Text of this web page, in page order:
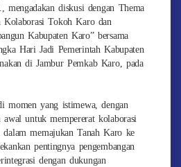
diskusi dengan Thema
Kolaborasi Tokoh Karo dan
Kabupaten Karo” bersama
Hari Jadi Pemerintah Kabupaten
di Jambur Pemkab Karo, pada
momen yang istimewa, dengan
awal untuk mempererat kolaborasi
dalam memajukan Tanah Karo ke
pentingnya pengembangan
dengan dukungan